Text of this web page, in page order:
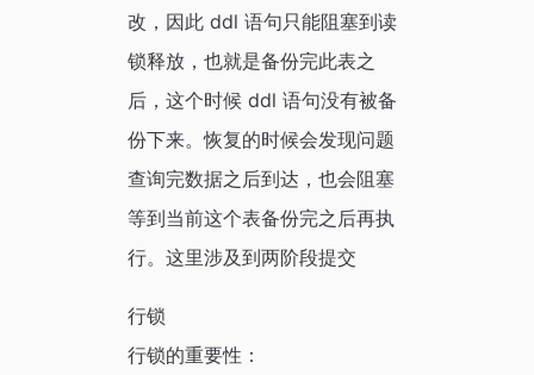
改，因此 ddl 语句只能阻塞到读
锁释放，也就是备份完此表之
后，这个时候 ddl 语句没有被备
份下来。恢复的时候会发现问题
查询完数据之后到达，也会阻塞
等到当前这个表备份完之后再执
行。这里涉及到两阶段提交
行锁
行锁的重要性：